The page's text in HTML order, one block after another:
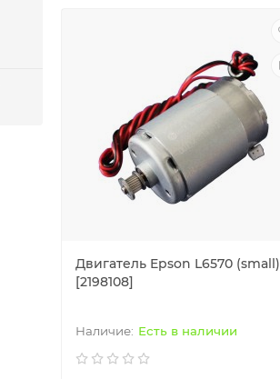
Двигатель Epson L6570 (small)
[2198108]
Есть в наличии